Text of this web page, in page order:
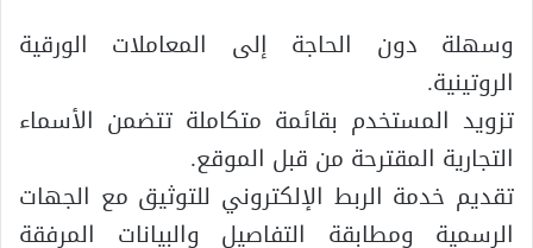
وسهلة دون الحاجة إلى المعاملات الورقية
الروتينية.
تزويد المستخدم بقائمة متكاملة تتضمن الأسماء
التجارية المقترحة من قبل الموقع.
تقديم خدمة الربط الإلكتروني للتوثيق مع الجهات
الرسمية ومطابقة التفاصيل والبيانات المرفقة